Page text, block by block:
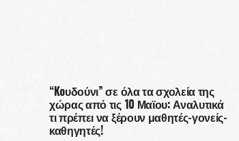
“Koυδούνι” σε όλα τα σχολεία της
χώρας από τις 10 Μαϊου: Αναλυτικά
τι πρέπει να ξέρουν μαθητές-γονείς-
καθηγητές!